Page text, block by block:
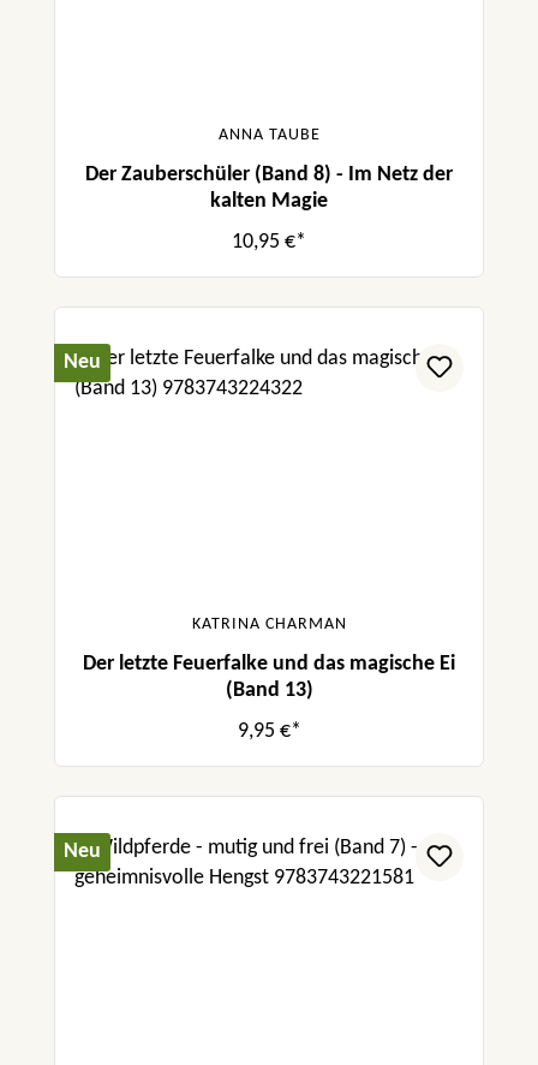
ANNA TAUBE
Der Zauberschüler (Band 8) - Im Netz der
kalten Magie
10,95 €*
Neu
KATRINA CHARMAN
Der letzte Feuerfalke und das magische Ei
(Band 13)
9,95 €*
Neu